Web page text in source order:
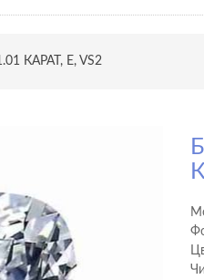
КАРАТ, E, VS2